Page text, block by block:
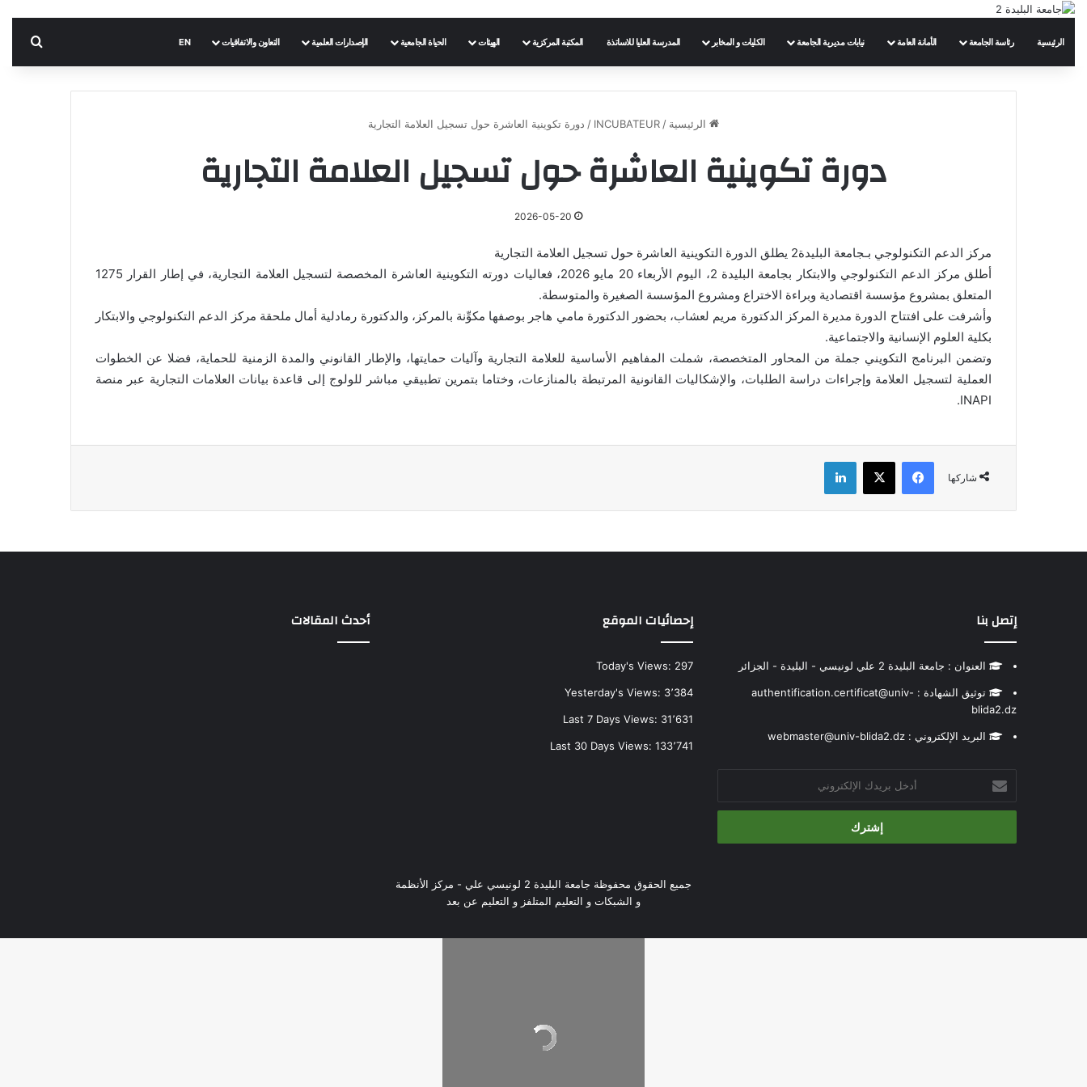
الرئيسية رئاسة الجامعة الأمانة العامة نيابات مديرية الجامعة الكليات و المخابر المدرسة العليا للاساتذة المكتبة المركزية الهيئات الحياة الجامعية الإصدارات العلمية التعاون والاتفاقيات EN
الرئيسية /
INCUBATEUR
/ دورة تكوينية العاشرة حول تسجيل العلامة التجارية
دورة تكوينية العاشرة حول تسجيل العلامة التجارية
2026-05-20
مركز الدعم التكنولوجي بـجامعة البليدة2
يطلق الدورة التكوينية العاشرة حول تسجيل العلامة التجارية
أطلق مركز الدعم التكنولوجي والابتكار بجامعة البليدة 2، اليوم الأربعاء 20 مايو 2026، فعاليات دورته التكوينية العاشرة المخصصة لتسجيل العلامة التجارية، في إطار القرار 1275
المتعلق بمشروع مؤسسة اقتصادية وبراءة الاختراع ومشروع المؤسسة الصغيرة والمتوسطة.
وأشرفت على افتتاح الدورة مديرة المركز الدكتورة مريم لعشاب، بحضور الدكتورة مامي هاجر بوصفها مكوِّنة بالمركز، والدكتورة رمادلية أمال ملحقة مركز الدعم التكنولوجي والابتكار
بكلية العلوم الإنسانية والاجتماعية.
وتضمن البرنامج التكويني جملة من المحاور المتخصصة، شملت المفاهيم الأساسية للعلامة التجارية وآليات حمايتها، والإطار القانوني والمدة الزمنية للحماية، فضلا عن الخطوات
العملية لتسجيل العلامة وإجراءات دراسة الطلبات، والإشكاليات القانونية المرتبطة بالمنازعات، وختاما بتمرين تطبيقي مباشر للولوج إلى قاعدة بيانات العلامات التجارية عبر منصة
INAPI.
شاركها
فيسبوك
إتصل بنا
العنوان : جامعة البليدة 2 علي لونيسي - البليدة - الجزائر
توثيق الشهادة : authentification.certificat@univ-
blida2.dz
البريد الإلكتروني : webmaster@univ-blida2.dz
بريدك
الإلكتروني
إحصائيات الموقع
Today's Views: 297
Yesterday's Views: 3٬384
Last 7 Days Views: 31٬631
Last 30 Days Views:133٬741
أحدث المقالات
جميع الحقوق محفوظة جامعة البليدة 2 لونيسي علي - مركز الأنظمة
و الشبكات و التعليم المتلفز و التعليم عن بعد